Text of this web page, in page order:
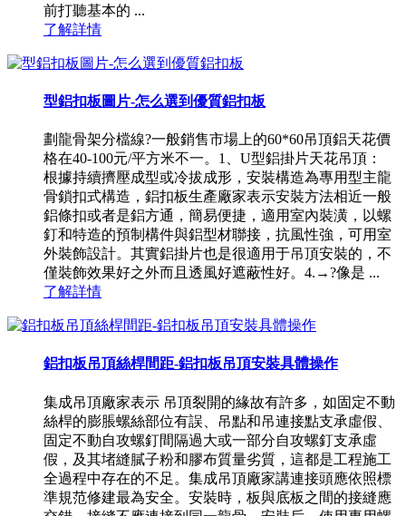
前打聽基本的 ...
了解詳情
型鋁扣板圖片-怎么選到優質鋁扣板
劃龍骨架分檔線?一般銷售市場上的60*60吊頂鋁天花價
格在40-100元/平方米不一。1、U型鋁掛片天花吊頂：
根據持續擠壓成型或冷拔成形，安裝構造為專用型主龍
骨鎖扣式構造，鋁扣板生產廠家表示安裝方法相近一般
鋁條扣或者是鋁方通，簡易便捷，適用室內裝潢，以螺
釘和特造的預制構件與鋁型材聯接，抗風性強，可用室
外裝飾設計。其實鋁掛片也是很適用于吊頂安裝的，不
僅裝飾效果好之外而且透風好遮蔽性好。4.→?像是 ...
了解詳情
鋁扣板吊頂絲桿間距-鋁扣板吊頂安裝具體操作
集成吊頂廠家表示 吊頂裂開的緣故有許多，如固定不動
絲桿的膨脹螺絲部位有誤、吊點和吊連接點支承虛假、
固定不動自攻螺釘間隔過大或一部分自攻螺釘支承虛
假，及其堵縫膩子粉和膠布質量劣質，這都是工程施工
全過程中存在的不足。集成吊頂廠家講連接頭應依照標
準規范修建最為安全。安裝時，板與底板之間的接縫應